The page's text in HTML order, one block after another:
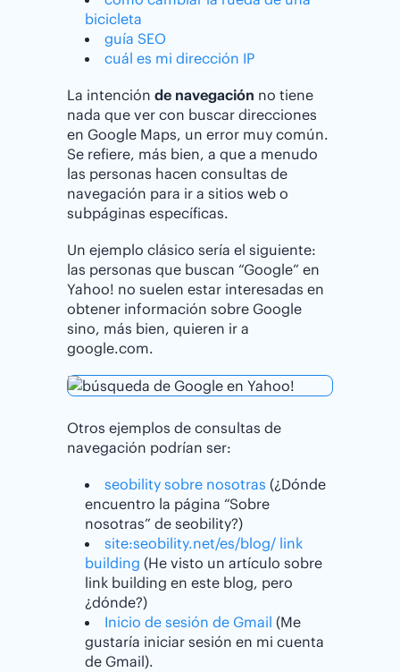
bicicleta
guía SEO
cuál es mi dirección IP
La intención de navegación no tiene
nada que ver con buscar direcciones
en Google Maps, un error muy común.
Se refiere, más bien, a que a menudo
las personas hacen consultas de
navegación para ir a sitios web o
subpáginas específicas.
Un ejemplo clásico sería el siguiente:
las personas que buscan “Google” en
Yahoo! no suelen estar interesadas en
obtener información sobre Google
sino, más bien, quieren ir a
google.com.
Otros ejemplos de consultas de
navegación podrían ser:
seobility sobre nosotras (¿Dónde
encuentro la página “Sobre
nosotras” de seobility?)
site:seobility.net/es/blog/ link
building (He visto un artículo sobre
link building en este blog, pero
¿dónde?)
Inicio de sesión de Gmail (Me
gustaría iniciar sesión en mi cuenta
de Gmail).